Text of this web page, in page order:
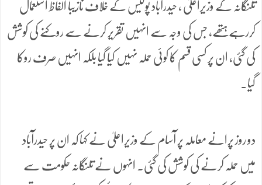
تلنگانہ کے وزیراعلیٰ ، حیدرآباد پولیس کے خلاف نازیبا الفاظ استعمال
کررہے ہتھے، جس کی وجہ سے انہیں تقریر کرنے سے روکنے کی کوشش
کی گئی، ان پر کسی قسم کا کوئی حملہ نہیں کیا گیا بلکہ انہیں صرف روکا
گیا۔
دو روز پرانے معاملہ پر آسام کے وزیراعلیٰ نے کہا کہ ان پر حیدرآباد
میں حملہ کرنے کی کوشش کی گئی۔ انہوں نے تلنگانہ حکومت سے